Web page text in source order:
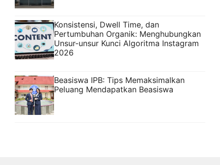
Konsistensi, Dwell Time, dan
Pertumbuhan Organik: Menghubungkan
Unsur-unsur Kunci Algoritma Instagram
2026
Beasiswa IPB: Tips Memaksimalkan
Peluang Mendapatkan Beasiswa